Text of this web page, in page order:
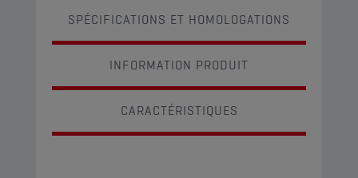
SPÉCIFICATIONS ET HOMOLOGATIONS
INFORMATION PRODUIT
CARACTÉRISTIQUES